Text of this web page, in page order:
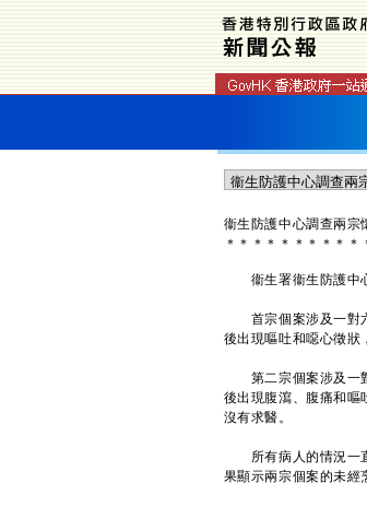
衞生防護中心調查兩宗
＊ ＊ ＊ ＊ ＊ ＊ ＊ ＊ ＊ ＊
衞生署衞生防護中心
首宗個案涉及一對六
後出現嘔吐和噁心徵狀
第二宗個案涉及一對
後出現腹瀉、腹痛和嘔
沒有求醫。
所有病人的情況一直
果顯示兩宗個案的未經